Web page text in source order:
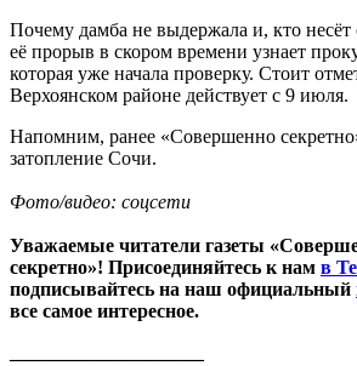
Почему дамба не выдержала и, кто несёт
её прорыв в скором времени узнает
которая уже начала проверку. Стоит
Верхоянском районе действует с 9 июля.
Напомним, ранее «Совершенно
затопление Сочи.
Фото/видео: соцсети
Уважаемые читатели газеты
секретно»! Присоединяйтесь к нам в
подписывайтесь на наш официальный
все самое интересное.